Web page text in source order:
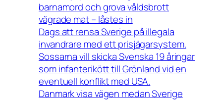
barnamord och grova våldsbrott
vägrade mat – låstes in
Dags att rensa Sverige på illegala
invandrare med ett prisjägarsystem.
Sossarna vill skicka Svenska 19 åringar
som infanterikött till Grönland vid en
eventuell konflikt med USA.
Danmark visa vägen medan Sverige